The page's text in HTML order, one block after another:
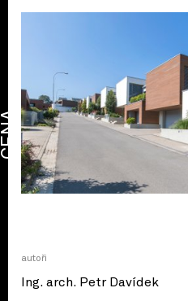
autoři
Ing. arch. Petr Davídek
CENA